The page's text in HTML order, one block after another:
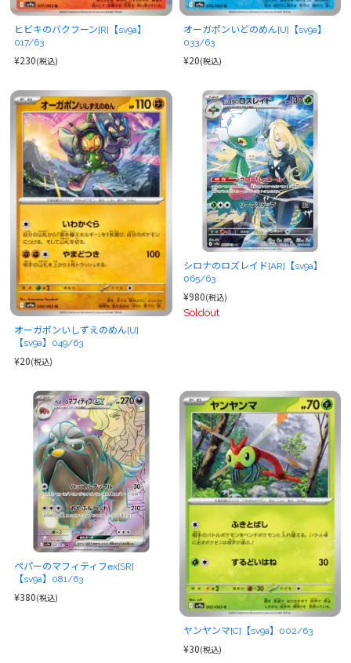
ヒビキのバクフーン[R]【sv9a】
017/63
¥230(税込)
オーガポンいどのめん[U]【sv9a】
033/63
¥20(税込)
オーガポンいしずえのめん[U]
【sv9a】049/63
¥20(税込)
シロナのロズレイド[AR]【sv9a】
065/63
¥980(税込)
Soldout
ペパーのマフィティフex[SR]
【sv9a】081/63
¥380(税込)
ヤンヤンマ[C]【sv9a】002/63
¥30(税込)